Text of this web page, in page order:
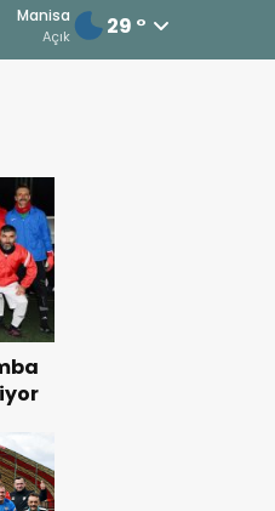
- 10:34
Grubunda Bir Şok
Manisa
Açık 29 °